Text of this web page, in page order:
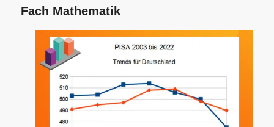
Fach Mathematik